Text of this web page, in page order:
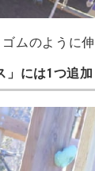
ムのように
には1つ追加